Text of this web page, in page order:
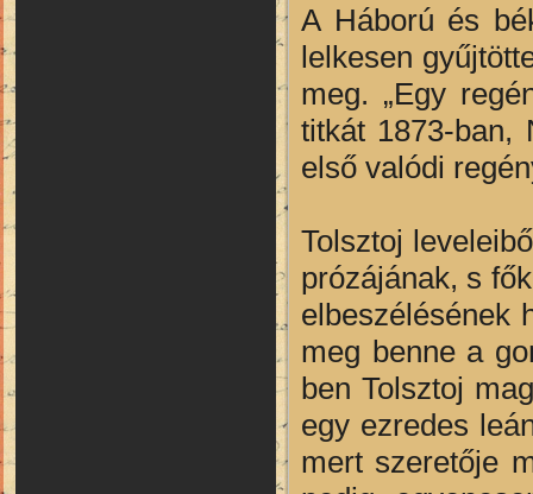
A Háború és
lelkesen
meg. „Egy
titkát 1873-ban,
első valódi
Tolsztoj
prózájának, s
elbeszélésének
meg benne a
ben Tolsztoj
egy ezredes
mert szeretője